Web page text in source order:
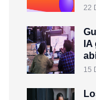
22
15